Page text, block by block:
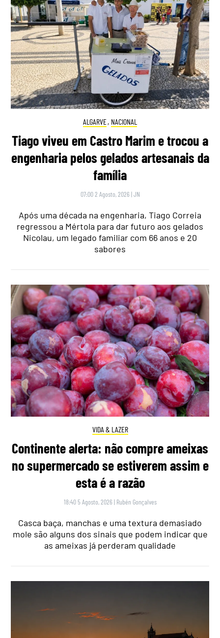
ALGARVE, NACIONAL
Tiago viveu em Castro Marim e trocou a
engenharia pelos gelados artesanais da
família
07:00 2 Agosto, 2026 |JN
Após uma década na engenharia, Tiago Correia
regressou a Mértola para dar futuro aos gelados
Nicolau, um legado familiar com 66 anos e 20
sabores
VIDA & LAZER
Continente alerta: não compre ameixas
no supermercado se estiverem assim e
esta é a razão
18:40 5 Agosto, 2026 | Rubén Gonçalves
Casca baça, manchas e uma textura demasiado
mole são alguns dos sinais que podem indicar que
as ameixas já perderam qualidade